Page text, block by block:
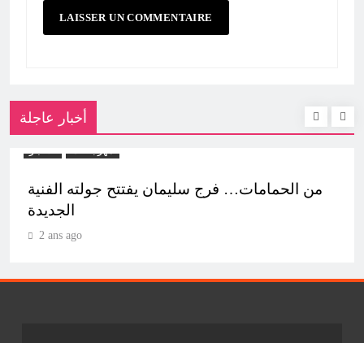
أخبار عاجلة
من الحمامات… فرج سليمان يفتتح جولته الفنية
الجديدة
2 ans ago